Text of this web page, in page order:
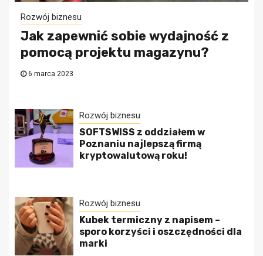
Rozwój biznesu
Jak zapewnić sobie wydajność z
pomocą projektu magazynu?
6 marca 2023
Rozwój biznesu
SOFTSWISS z oddziałem w
Poznaniu najlepszą firmą
kryptowalutową roku!
Rozwój biznesu
Kubek termiczny z napisem –
sporo korzyści i oszczędności dla
marki